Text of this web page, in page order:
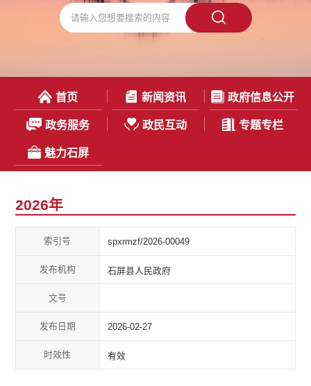
首页 新闻资讯 政府信息公开
政务服务 政民互动 专题专栏
魅力石屏
2026年
索引号 spxrmzf/2026-00049
发布机构 石屏县人民政府
文号
发布日期 2026-02-27
时效性 有效